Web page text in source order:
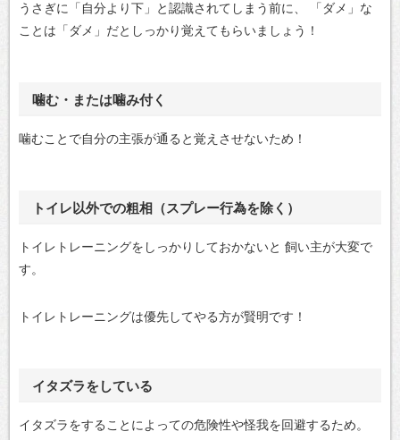
うさぎに「自分より下」と認識されてしまう前に、
「ダメ」な
ことは「ダメ」だとしっかり覚えてもらいましょう！
噛む・または噛み付く
噛むことで自分の主張が通ると覚えさせないため！
トイレ以外での粗相（スプレー行為を除く）
トイレトレーニングをしっかりしておかないと 飼い主が大変で
す。
トイレトレーニングは優先してやる方が賢明です！
イタズラをしている
イタズラをすることによっての危険性や怪我を回避するため。